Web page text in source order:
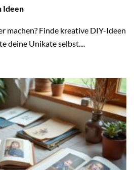
Ideen
machen? Finde kreative DIY-Ideen
deine Unikate selbst....